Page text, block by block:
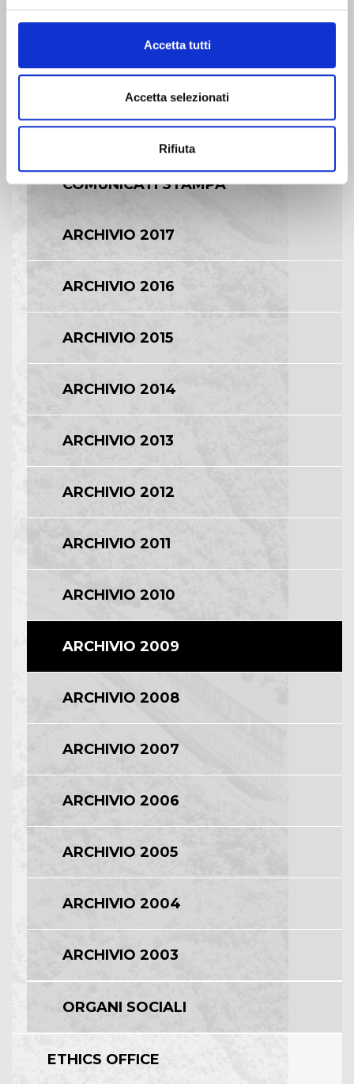
Accetta tutti
Accetta selezionati
Rifiuta
DISPONIBILE
INTERMEDIE
ASSEMBLEE
COMUNICATI STAMPA
ARCHIVIO 2017
ARCHIVIO 2016
ARCHIVIO 2015
ARCHIVIO 2014
ARCHIVIO 2013
ARCHIVIO 2012
ARCHIVIO 2011
ARCHIVIO 2010
ARCHIVIO 2009
ARCHIVIO 2008
ARCHIVIO 2007
ARCHIVIO 2006
ARCHIVIO 2005
ARCHIVIO 2004
ARCHIVIO 2003
ORGANI SOCIALI
ETHICS OFFICE